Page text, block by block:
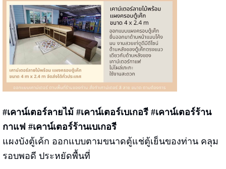
#เคาน์เตอร์ลายไม้ #เคาน์เตอร์เบเกอรี #เคาน์เตอร์ร้าน
กาแฟ #เคาน์เตอร์ร้านเบเกอรี
แผงบังตู้เค้ก ออกแบบตามขนาดตู้แช่ตู้เย็นของท่าน คลุม
รอบพอดี ประหยัดพื้นที่